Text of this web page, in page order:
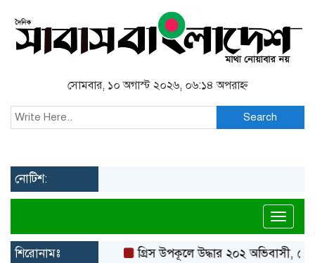
সোমবার, ১০ অগাস্ট ২০২৬, ০৬:১৪ অপরাহ্ন
Search
নোটিশ:
শিরোনামঃ গ্রিস উপকূলে উদ্ধার ২০২ অভিবাসী,